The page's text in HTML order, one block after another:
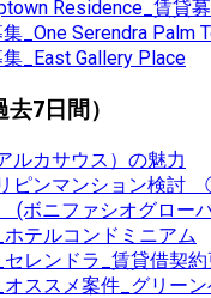
Residence_賃貸
_One Serendra Palm
_East Gallery Place
7日間）
ルカサウス）の魅力
ピンマンション検討
(ボニファシオグロー
テルコンドミニアム
レンドラ_賃貸借契
ススメ案件_グリー